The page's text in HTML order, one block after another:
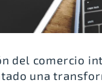
del comercio
una